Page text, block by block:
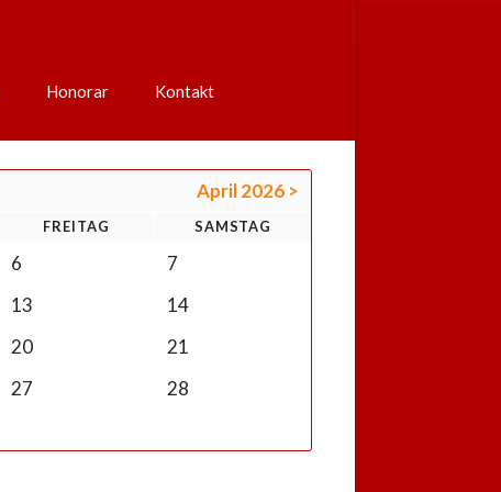
Honorar Kontakt
April 2026 >
FREITAG SAMSTAG
6
7
13
14
20
21
27
28